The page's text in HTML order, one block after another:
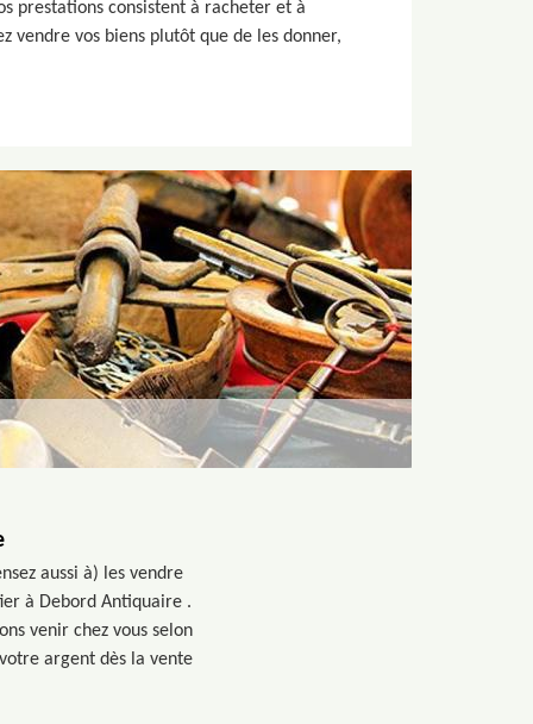
prestations consistent à racheter et à
vendre vos biens plutôt que de les donner,
aussi à) les vendre
à Debord Antiquaire .
venir chez vous selon
argent dès la vente